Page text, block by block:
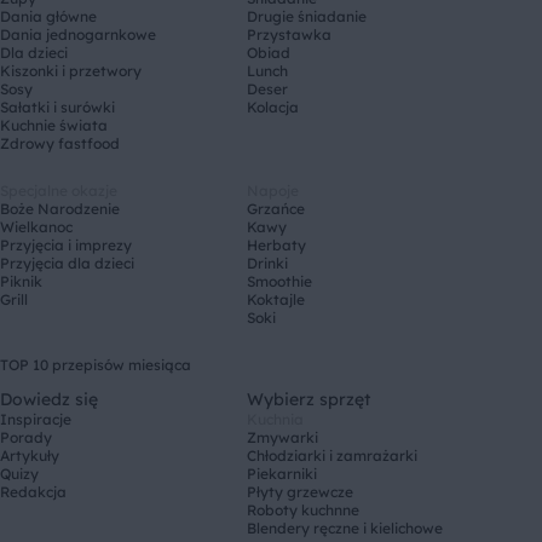
Dania główne
Dania jednogarnkowe
Dla dzieci
Kiszonki i przetwory
Sosy
Sałatki i surówki
Kuchnie świata
Zdrowy fastfood
Drugie śniadanie
Przystawka
Obiad
Lunch
Deser
Kolacja
Boże Narodzenie
Wielkanoc
Przyjęcia i imprezy
Przyjęcia dla dzieci
Piknik
Grill
Grzańce
Kawy
Herbaty
Drinki
Smoothie
Koktajle
Soki
TOP 10 przepisów miesiąca
Dowiedz się
Inspiracje
Porady
Artykuły
Quizy
Redakcja
Wybierz sprzęt
Zmywarki
Chłodziarki i zamrażarki
Piekarniki
Płyty grzewcze
Roboty kuchnne
Blendery ręczne i kielichowe